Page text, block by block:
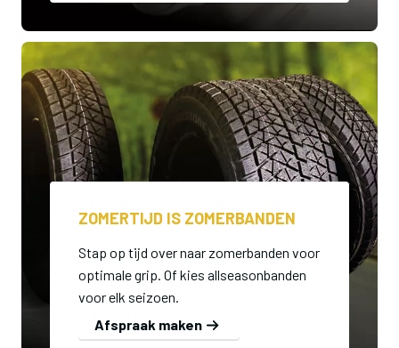
ZOMERTIJD IS ZOMERBANDEN
Stap op tijd over naar zomerbanden voor
optimale grip. Of kies allseasonbanden
voor elk seizoen.
Afspraak maken